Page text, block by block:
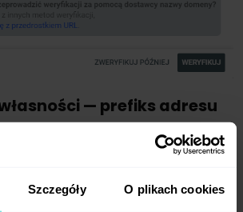
Szczegóły O plikach cookies
— prefiks adresu
jestprzesłanie pliku
internetową. Pamiętaj, aby